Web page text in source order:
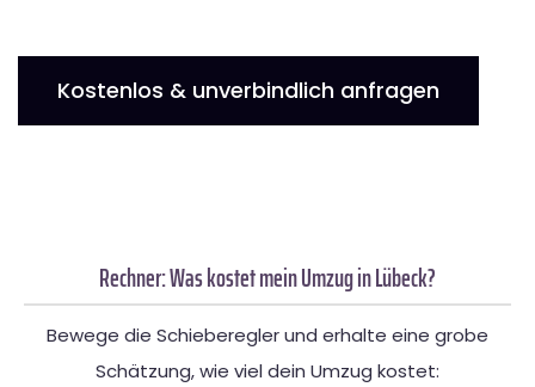
Kostenlos & unverbindlich anfragen
Rechner: Was kostet mein Umzug in Lübeck?
Bewege die Schieberegler und erhalte eine grobe
Schätzung, wie viel dein Umzug kostet: